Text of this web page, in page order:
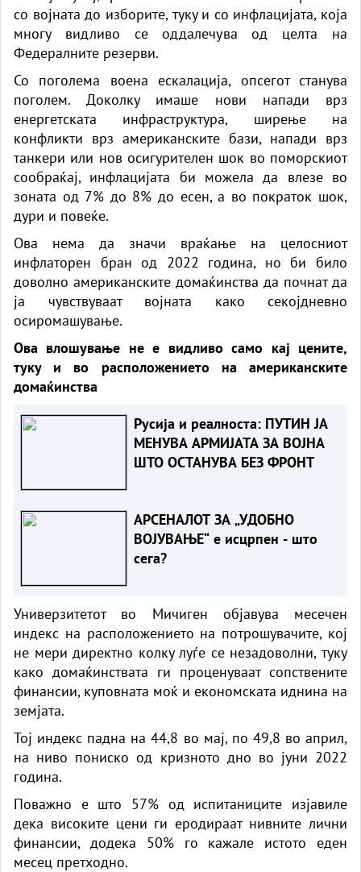
со војната до изборите, туку и со инфлацијата, која
многу видливо се оддалечува од целта на
Федералните резерви.
Со поголема воена ескалација, опсегот станува
поголем. Доколку имаше нови напади врз
енергетската инфраструктура, ширење на
конфликти врз американските бази, напади врз
танкери или нов осигурителен шок во поморскиот
сообраќај, инфлацијата би можела да влезе во
зоната од 7% до 8% до есен, а во пократок шок,
дури и повеќе.
Ова нема да значи враќање на целосниот
инфлаторен бран од 2022 година, но би било
доволно американските домаќинства да почнат да
ја чувствуваат војната како секојдневно
осиромашување.
Ова влошување не е видливо само кај цените,
туку и во расположението на американските
домаќинства
Русија и реалноста: ПУТИН ЈА
МЕНУВА АРМИЈАТА ЗА ВОЈНА
ШТО ОСТАНУВА БЕЗ ФРОНТ
АРСЕНАЛОТ ЗА „УДОБНО
ВОЈУВАЊЕ“ е исцрпен - што
сега?
Универзитетот во Мичиген објавува месечен
индекс на расположението на потрошувачите, кој
не мери директно колку луѓе се незадоволни, туку
како домаќинствата ги проценуваат сопствените
финансии, куповната моќ и економската иднина на
земјата.
Тој индекс падна на 44,8 во мај, по 49,8 во април,
на ниво пониско од кризното дно во јуни 2022
година.
Поважно е што 57% од испитаниците изјавиле
дека високите цени ги еродираат нивните лични
финансии, додека 50% го кажале истото еден
месец претходно.